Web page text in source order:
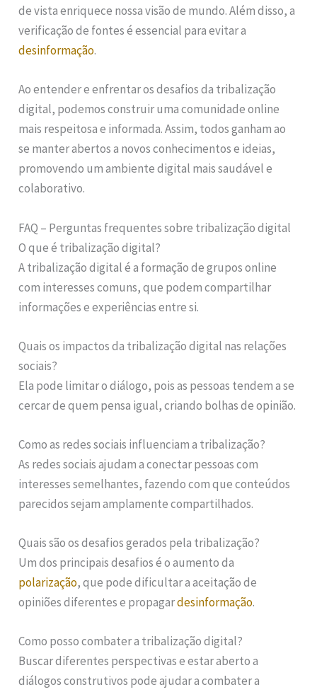
de vista enriquece nossa visão de mundo. Além disso, a
verificação de fontes é essencial para evitar a
desinformação.
Ao entender e enfrentar os desafios da tribalização
digital, podemos construir uma comunidade online
mais respeitosa e informada. Assim, todos ganham ao
se manter abertos a novos conhecimentos e ideias,
promovendo um ambiente digital mais saudável e
colaborativo.
FAQ – Perguntas frequentes sobre tribalização digital
O que é tribalização digital?
A tribalização digital é a formação de grupos online
com interesses comuns, que podem compartilhar
informações e experiências entre si.
Quais os impactos da tribalização digital nas relações
sociais?
Ela pode limitar o diálogo, pois as pessoas tendem a se
cercar de quem pensa igual, criando bolhas de opinião.
Como as redes sociais influenciam a tribalização?
As redes sociais ajudam a conectar pessoas com
interesses semelhantes, fazendo com que conteúdos
parecidos sejam amplamente compartilhados.
Quais são os desafios gerados pela tribalização?
Um dos principais desafios é o aumento da
polarização, que pode dificultar a aceitação de
opiniões diferentes e propagardesinformação.
Como posso combater a tribalização digital?
Buscar diferentes perspectivas e estar aberto a
diálogos construtivos pode ajudar a combater a